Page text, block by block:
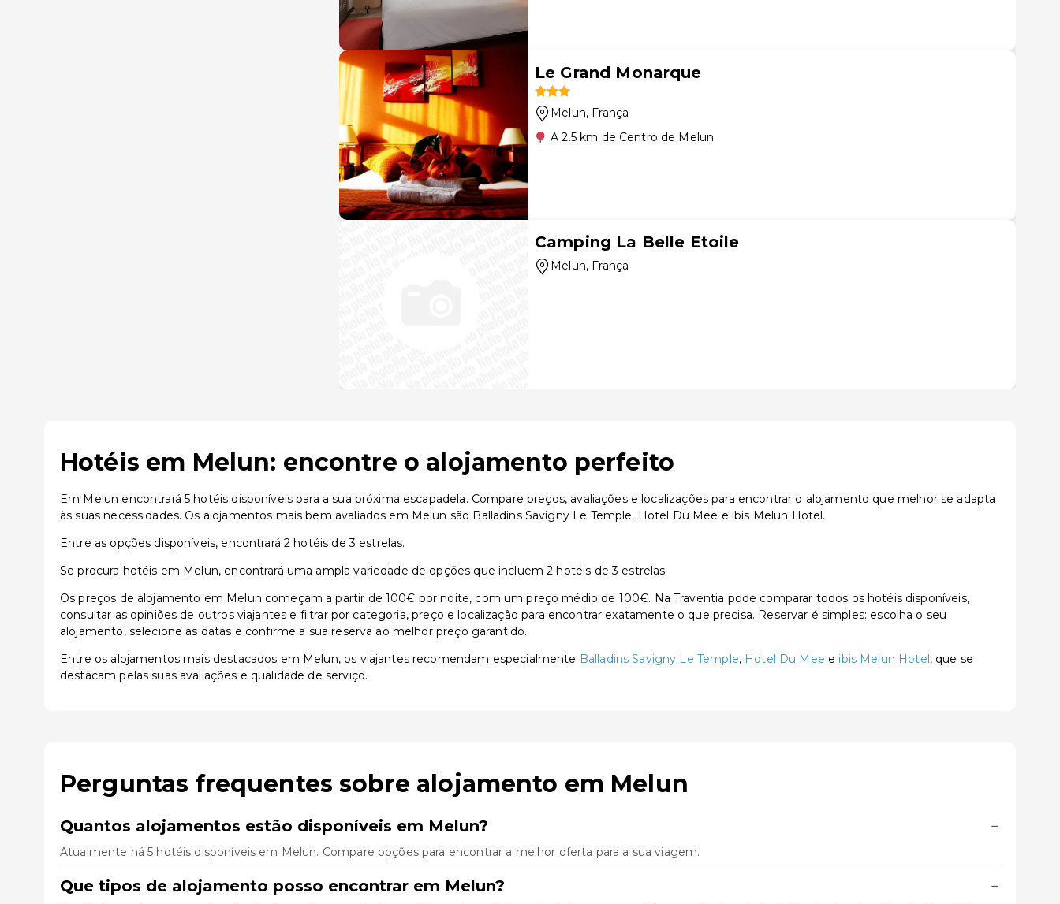
Le Grand Monarque
Melun, França
A 2.5 km de Centro de Melun
Camping La Belle Etoile
Melun, França
Hotéis em Melun: encontre o alojamento perfeito
Em Melun encontrará 5 hotéis disponíveis para a sua próxima escapadela. Compare preços, avaliações e localizações para encontrar o alojamento que melhor se adapta
às suas necessidades. Os alojamentos mais bem avaliados em Melun são Balladins Savigny Le Temple, Hotel Du Mee e ibis Melun Hotel.
Entre as opções disponíveis, encontrará 2 hotéis de 3 estrelas.
Se procura hotéis em Melun, encontrará uma ampla variedade de opções que incluem 2 hotéis de 3 estrelas.
Os preços de alojamento em Melun começam a partir de 100€ por noite, com um preço médio de 100€. Na Traventia pode comparar todos os hotéis disponíveis,
consultar as opiniões de outros viajantes e filtrar por categoria, preço e localização para encontrar exatamente o que precisa. Reservar é simples: escolha o seu
alojamento, selecione as datas e confirme a sua reserva ao melhor preço garantido.
Entre os alojamentos mais destacados em Melun, os viajantes recomendam especialmente Balladins Savigny Le Temple, Hotel Du Mee e ibis Melun Hotel, que se
destacam pelas suas avaliações e qualidade de serviço.
Perguntas frequentes sobre alojamento em Melun
Quantos alojamentos estão disponíveis em Melun? −
Atualmente há 5 hotéis disponíveis em Melun. Compare opções para encontrar a melhor oferta para a sua viagem.
Que tipos de alojamento posso encontrar em Melun? −